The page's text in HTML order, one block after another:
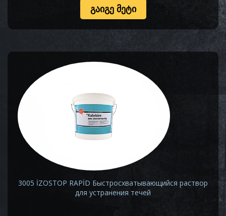
ᲒᲐᲘᲒᲔ ᲛᲔᲢᲘ
3005 İZOSTOP RAPİD Быстросхватывающийся раствор
для устранения течей